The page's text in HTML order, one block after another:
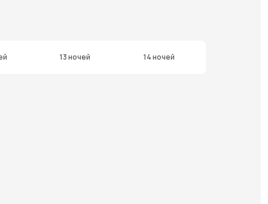
13 ночей 14 ночей